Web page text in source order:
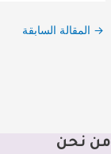
→ المقالة السابقة
من نحن